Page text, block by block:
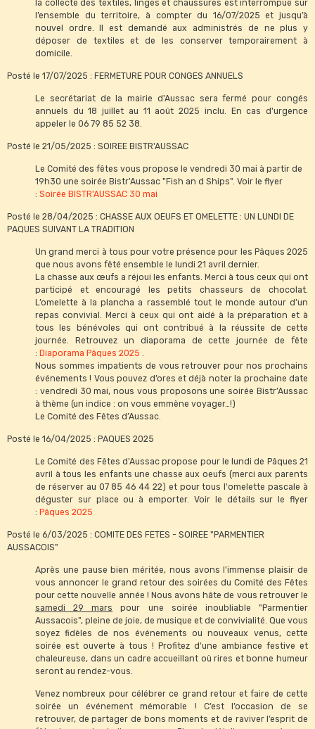
la collecte des textiles, linges et chaussures est interrompue sur
l’ensemble du territoire, à compter du 16/07/2025 et jusqu’à
nouvel ordre. Il est demandé aux administrés de ne plus y
déposer de textiles et de les conserver temporairement à
domicile.
Posté le 17/07/2025 : FERMETURE POUR CONGES ANNUELS
Le secrétariat de la mairie d'Aussac sera fermé pour congés
annuels du 18 juillet au 11 août 2025 inclu. En cas d'urgence
appeler le 06 79 85 52 38.
Posté le 21/05/2025 : SOIREE BISTR'AUSSAC
Le Comité des fêtes vous propose le vendredi 30 mai à partir de
19h30 une soirée Bistr'Aussac "Fish an d Ships". Voir le flyer
: Soirée BISTR'AUSSAC 30 mai
Posté le 28/04/2025 : CHASSE AUX OEUFS ET OMELETTE : UN LUNDI DE
PAQUES SUIVANT LA TRADITION
Un grand merci à tous pour votre présence pour les Pâques 2025
que nous avons fêté ensemble le lundi 21 avril dernier.
La chasse aux œufs a réjoui les enfants. Merci à tous ceux qui ont
participé et encouragé les petits chasseurs de chocolat.
L’omelette à la plancha a rassemblé tout le monde autour d’un
repas convivial. Merci à ceux qui ont aidé à la préparation et à
tous les bénévoles qui ont contribué à la réussite de cette
journée. Retrouvez un diaporama de cette journée de fête
: Diaporama Pâques 2025 .
Nous sommes impatients de vous retrouver pour nos prochains
événements ! Vous pouvez d’ores et déjà noter la prochaine date
: vendredi 30 mai, nous vous proposons une soirée Bistr’Aussac
à thème (un indice : on vous emmène voyager…!)
Le Comité des Fêtes d’Aussac.
Posté le 16/04/2025 : PAQUES 2025
Le Comité des Fêtes d'Aussac propose pour le lundi de Pâques 21
avril à tous les enfants une chasse aux oeufs (merci aux parents
de réserver au 07 85 46 44 22) et pour tous l'omelette pascale à
déguster sur place ou à emporter. Voir le détails sur le flyer
: Pâques 2025
Posté le 6/03/2025 : COMITE DES FETES - SOIREE "PARMENTIER
AUSSACOIS"
Après une pause bien méritée, nous avons l'immense plaisir de
vous annoncer le grand retour des soirées du Comité des Fêtes
pour cette nouvelle année ! Nous avons hâte de vous retrouver le
samedi 29 mars pour une soirée inoubliable "Parmentier
Aussacois", pleine de joie, de musique et de convivialité. Que vous
soyez fidèles de nos événements ou nouveaux venus, cette
soirée est ouverte à tous ! Profitez d'une ambiance festive et
chaleureuse, dans un cadre accueillant où rires et bonne humeur
seront au rendez-vous.
Venez nombreux pour célébrer ce grand retour et faire de cette
soirée un événement mémorable ! C’est l’occasion de se
retrouver, de partager de bons moments et de raviver l’esprit de